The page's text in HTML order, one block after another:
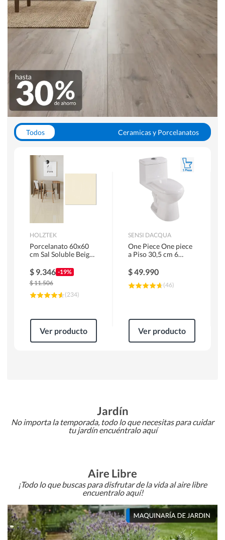
Todos
Ceramicas y Porcelanatos
WC y Sanitarios
Pisos Flotantes y Laminados
Pinturas
HOLZTEK
Porcelanato 60x60
cm Sal Soluble Beige
$ 9.346 -19%
$11.506
(234)
Ver producto
SENSI DACQUA
One Piece One piece
a Piso 30,5 cm 6
$49.990
(46)
Ver producto
Jardín
No importa la temporada, todo lo que necesitas para cuidar
tu jardín encuéntralo aquí
Aire Libre
¡Todo lo que buscas para disfrutar de la vida al aire libre
encuentralo aquí!